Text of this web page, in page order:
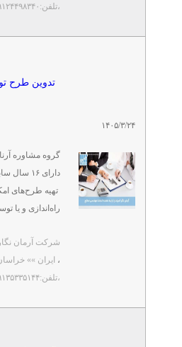
دسته نازل گازوئیل و بنزین
نیک منش
تلمبه سوخت گازوئیل و بنزین
،تلفن:۰۹۱۲۴۴۹۸۳۴۰
۱۴۰۵/۳/۲۴
تدوین طرح
گروه مشاوره
دارای ۱۶
تهیه طرح‌های
راه‌اندازی و یا
شرکت آرمان
، ایران »»
،تلفن:۰۹۱۳۵۳۳۵۱۴۴-۰۳۱۳۶۴۱۱۲۲۳-۰۹۱۹۴۰۹۶۵۰۹